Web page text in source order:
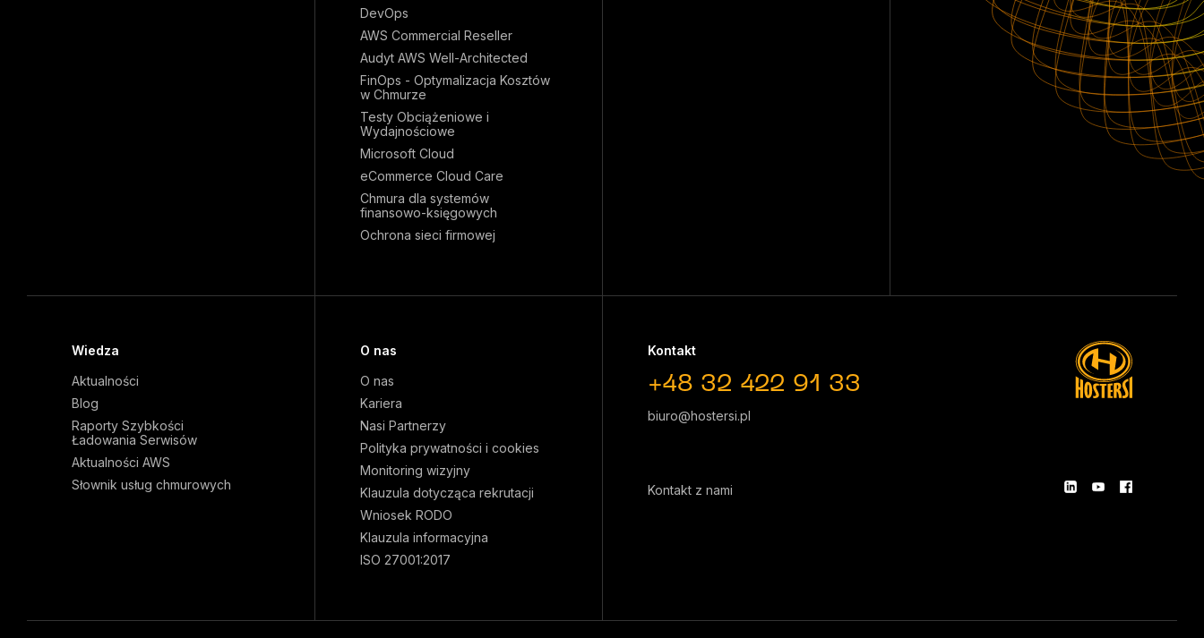
DevOps
AWS Commercial Reseller
Audyt AWS Well-Architected
FinOps - Optymalizacja Kosztów
w Chmurze
Testy Obciążeniowe i
Wydajnościowe
Microsoft Cloud
eCommerce Cloud Care
Chmura dla systemów
finansowo-księgowych
Ochrona sieci firmowej
Wiedza
Aktualności
Blog
Raporty Szybkości
Ładowania Serwisów
Aktualności AWS
Słownik usług chmurowych
O nas
O nas
Kariera
Nasi Partnerzy
Polityka prywatności i cookies
Monitoring wizyjny
Klauzula dotycząca rekrutacji
Wniosek RODO
Klauzula informacyjna
ISO 27001:2017
Kontakt
+48 32 422 91 33
biuro@hostersi.pl
Kontakt z nami